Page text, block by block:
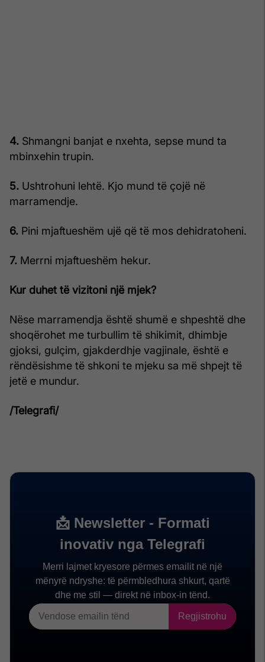
4. Shmangni banjat e nxehta, sepse mund ta
mbinxehin trupin.
5. Ushtrohuni lehtë. Kjo mund të çojë në
marramendje.
6. Pini mjaftueshëm ujë që të mos dehidratoheni.
7. Merrni mjaftueshëm hekur.
Kur duhet të vizitoni një mjek?
Nëse marramendja është shumë e shpeshtë dhe
shoqërohet me turbullim të shikimit, dhimbje
gjoksi, gulçim, gjakderdhje vagjinale, është e
rëndësishme të shkoni te mjeku sa më shpejt të
jetë e mundur.
/Telegrafi/